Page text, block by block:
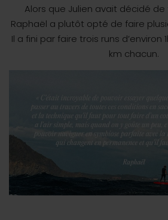
Alors que Julien avait décidé de
Raphaël a plutôt opté de faire
Il a fini par faire trois runs d’environ
km chacun.